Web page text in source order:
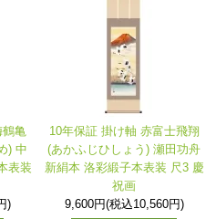
鶴亀
) 中
表装
)
10年保証 掛け軸 赤富士飛翔
(あかふじひしょう) 瀬田功舟
新絹本 洛彩緞子本表装 尺3 慶
祝画
9,600円(税込10,560円)